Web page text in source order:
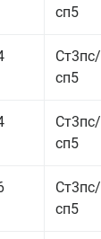
сп5
Ст3пс/
сп5
Ст3пс/
сп5
Ст3пс/
сп5